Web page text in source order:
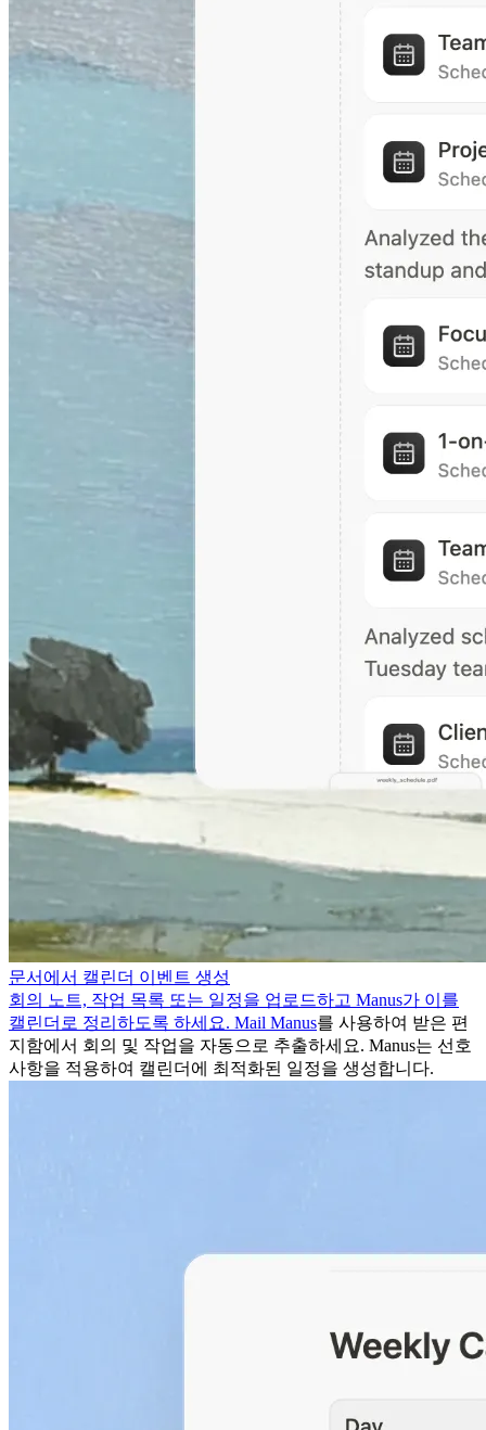
문서에서 캘린더 이벤트 생성
회의 노트, 작업 목록 또는 일정을 업로드하고 Manus가 이를
캘린더로 정리하도록 하세요. Mail Manus를 사용하여 받은 편
지함에서 회의 및 작업을 자동으로 추출하세요. Manus는 선호
사항을 적용하여 캘린더에 최적화된 일정을 생성합니다.